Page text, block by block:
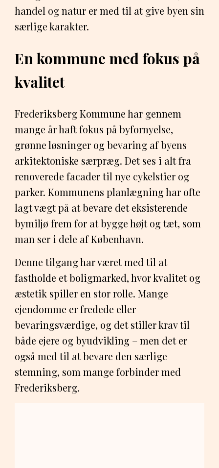
handel og natur er med til at give byen sin
særlige karakter.
En kommune med fokus på
kvalitet
Frederiksberg Kommune har gennem
mange år haft fokus på byfornyelse,
grønne løsninger og bevaring af byens
arkitektoniske særpræg. Det ses i alt fra
renoverede facader til nye cykelstier og
parker. Kommunens planlægning har ofte
lagt vægt på at bevare det eksisterende
bymiljø frem for at bygge højt og tæt, som
man ser i dele af København.
Denne tilgang har været med til at
fastholde et boligmarked, hvor kvalitet og
æstetik spiller en stor rolle. Mange
ejendomme er fredede eller
bevaringsværdige, og det stiller krav til
både ejere og byudvikling – men det er
også med til at bevare den særlige
stemning, som mange forbinder med
Frederiksberg.